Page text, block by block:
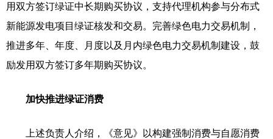
用双方签订绿证中长期购买协议，支持代理机构参与分布式
新能源发电项目绿证核发和交易。完善绿色电力交易机制，
推进多年、年度、月度以及月内绿色电力交易机制建设，鼓
励发用双方签订多年期购买协议。
加快推进绿证消费
上述负责人介绍，《意见》以构建强制消费与自愿消费